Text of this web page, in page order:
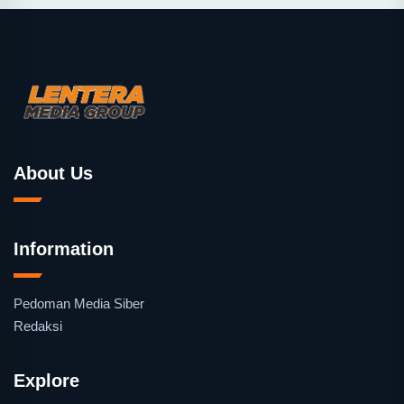
About Us
Information
Pedoman Media Siber
Redaksi
Explore